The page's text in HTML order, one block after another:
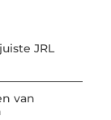
JRL
van